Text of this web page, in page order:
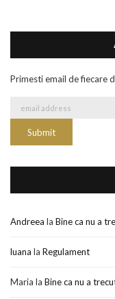
Primesti email de fiecare
Andreea la Bine ca nu a
luana la Regulament
Maria la Bine ca nu a